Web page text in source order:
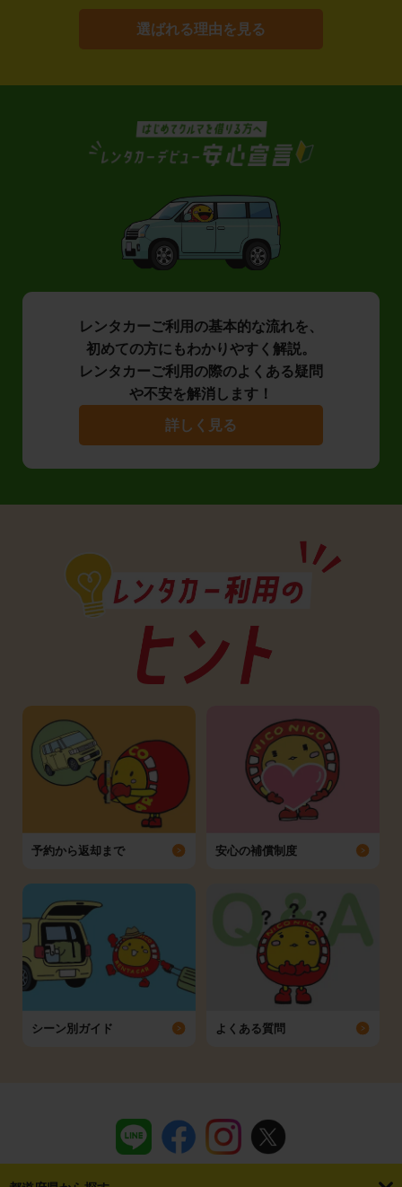
選ばれる理由を見る
レンタカーご利用の基本的な流れを、
初めての方にもわかりやすく解説。
レンタカーご利用の際のよくある疑問
や不安を解消します！
詳しく見る
予約から返却まで 安心の補償制度
シーン別ガイド よくある質問